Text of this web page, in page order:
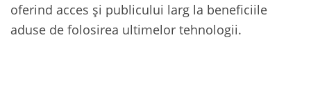
oferind acces și publicului larg la beneficiile
aduse de folosirea ultimelor tehnologii.